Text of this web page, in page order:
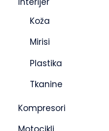
Koža
Mirisi
Plastika
Tkanine
Kompresori